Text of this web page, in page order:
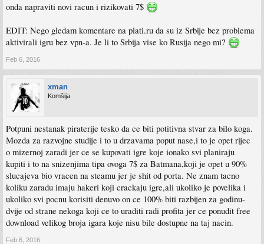
onda napraviti novi racun i rizikovati 7$
EDIT: Nego gledam komentare na plati.ru da su iz Srbije bez problema
aktivirali igru bez vpn-a. Je li to Srbija vise ko Rusija nego mi?
Feb 6, 2016
xman
Komšija
Potpuni nestanak piraterije tesko da ce biti potitivna stvar za bilo koga.
Mozda za razvojne studije i to u drzavama poput nase,i to je opet rijec
o mizernoj zaradi jer ce se kupovati igre koje ionako svi planiraju
kupiti i to na snizenjima tipa ovoga 7$ za Batmana,koji je opet u 90%
slucajeva bio vracen na steamu jer je shit od porta. Ne znam tacno
koliku zaradu imaju hakeri koji crackaju igre,ali ukoliko je povelika i
ukoliko svi pocnu korisiti denuvo on ce 100% biti razbijen za godinu-
dvije od strane nekoga koji ce to uraditi radi profita jer ce ponudit free
download velikog broja igara koje nisu bile dostupne na taj nacin.
Feb 6, 2016